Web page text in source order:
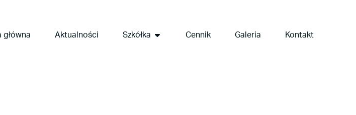
główna Aktualności Szkółka Cennik Galeria Kontakt